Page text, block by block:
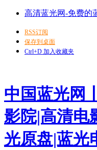
高清蓝光网-免费的
RSS订阅
保存到桌面
Ctrl+D 加入收藏夹
中国蓝光网
影院|高清电
光原盘|蓝光